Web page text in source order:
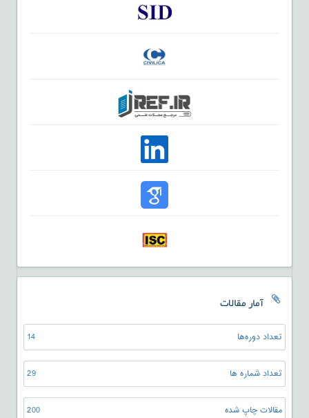
آمار مقالات
تعداد دوره‌ها 14
تعداد شماره ها 29
مقالات چاپ شده 200